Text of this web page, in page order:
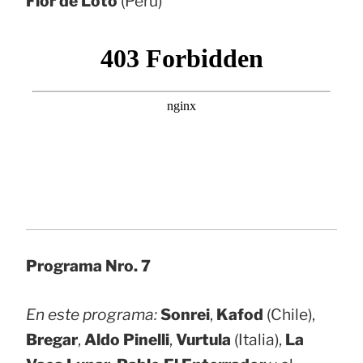
Programa Nro. 7
En este programa:Sonrei, Kafod (Chile),
Bregar, Aldo Pinelli, Vurtula (Italia), La